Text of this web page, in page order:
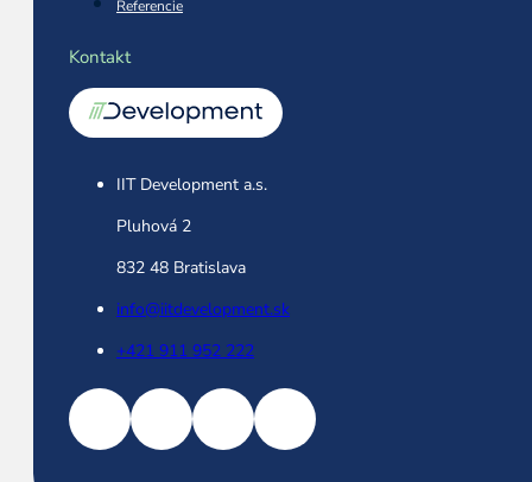
Referencie
Kontakt
IIT Development a.s.
Pluhová 2
832 48 Bratislava
info@iitdevelopment.sk
+421 911 952 222